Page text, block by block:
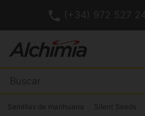
(+34) 972 527
Semillas de marihuana Silent Seeds